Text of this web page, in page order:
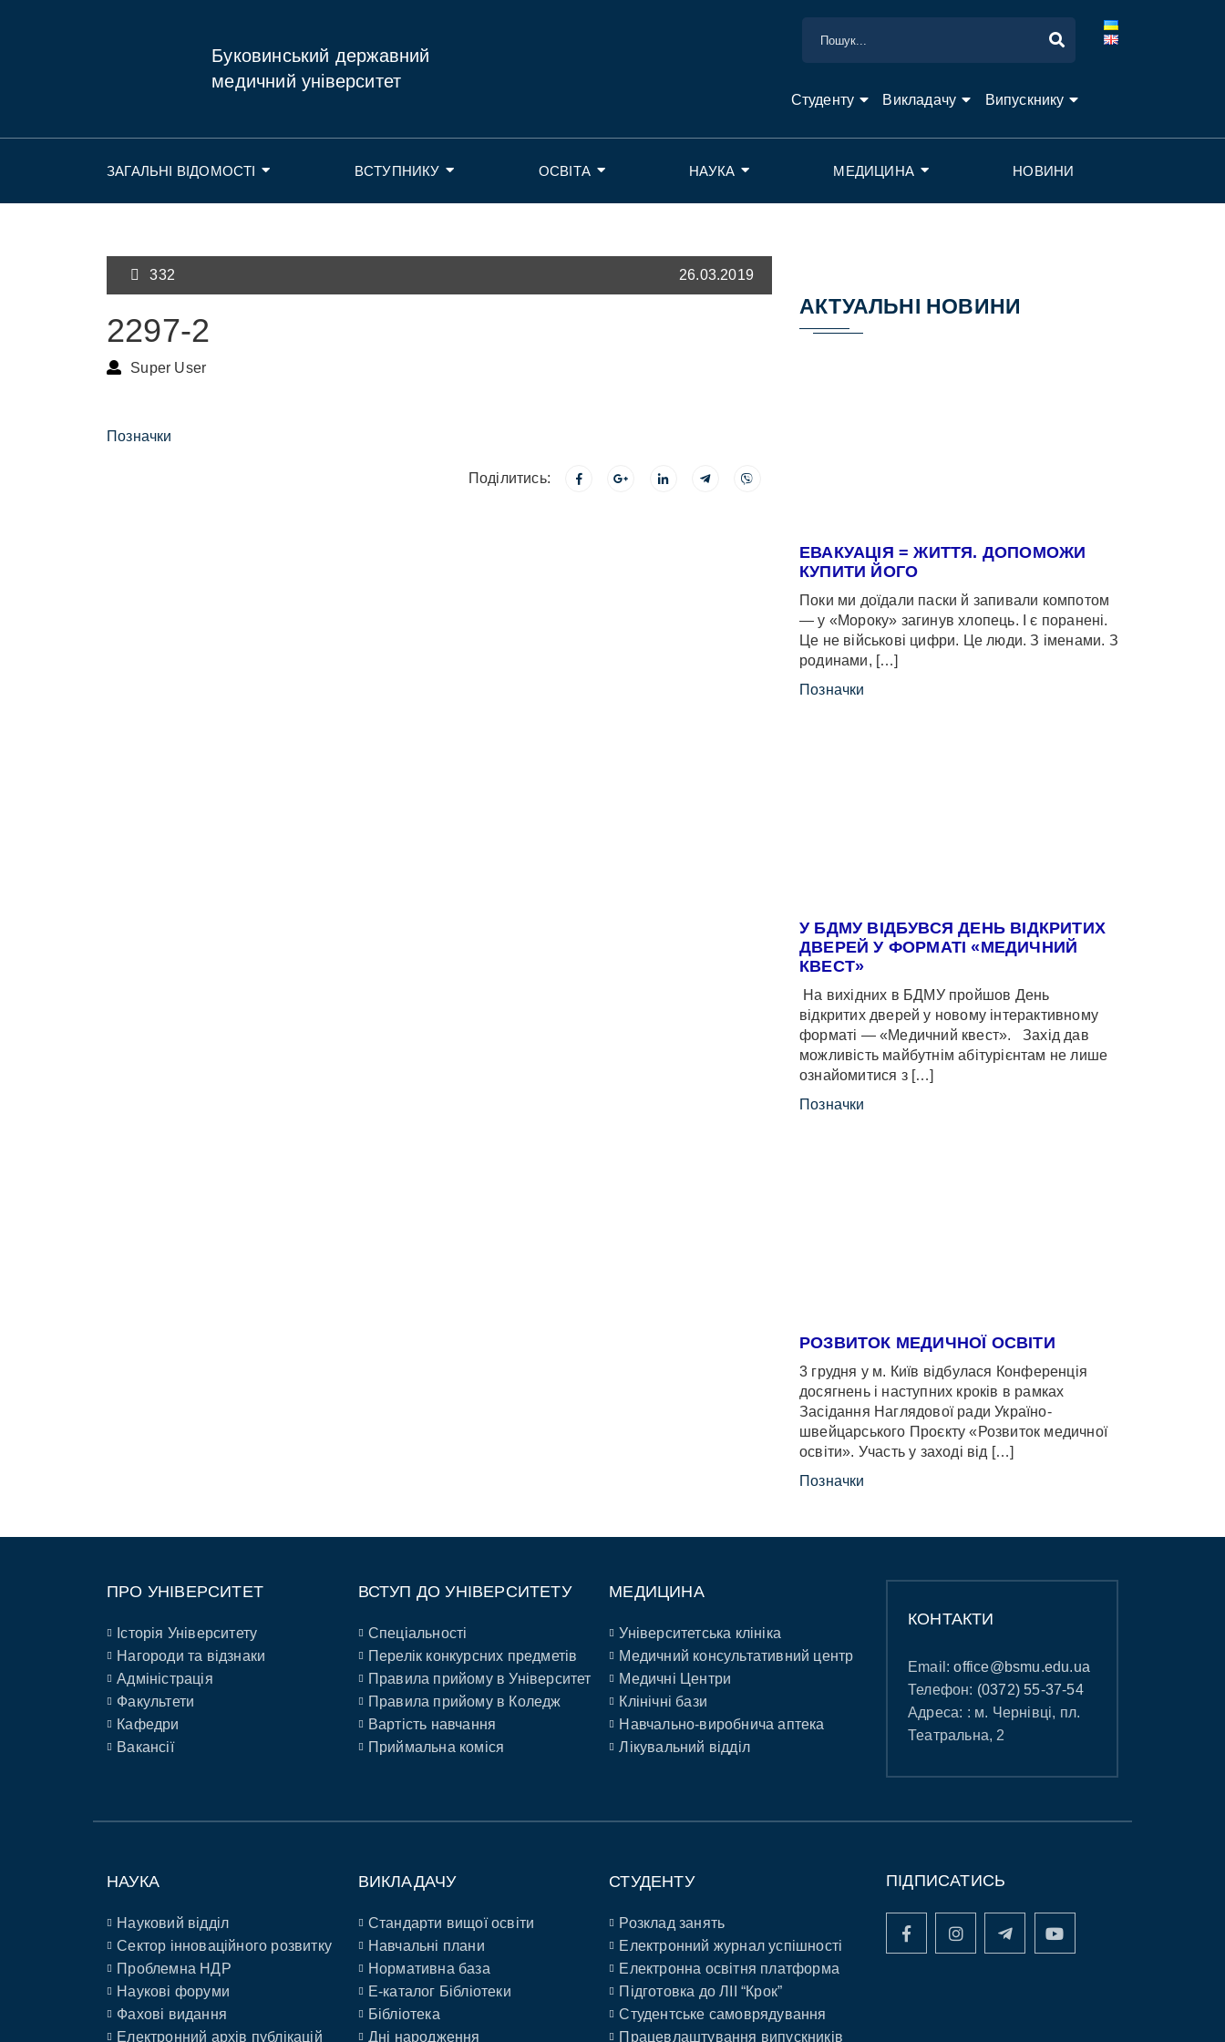
Буковинський державний
медичний університет
Студенту Викладачу Випускнику
ЗАГАЛЬНІ ВІДОМОСТІ ВСТУПНИКУ ОСВІТА НАУКА МЕДИЦИНА НОВИНИ
332 26.03.2019
2297-2
Super User
Позначки
Поділитись:
АКТУАЛЬНІ НОВИНИ
ЕВАКУАЦІЯ = ЖИТТЯ. ДОПОМОЖИ
КУПИТИ ЙОГО
Поки ми доїдали паски й запивали компотом
— у «Мороку» загинув хлопець. І є поранені.
Це не військові цифри. Це люди. З іменами. З
родинами, […]
Позначки
У БДМУ ВІДБУВСЯ ДЕНЬ ВІДКРИТИХ
ДВЕРЕЙ У ФОРМАТІ «МЕДИЧНИЙ
КВЕСТ»
На вихідних в БДМУ пройшов День
відкритих дверей у новому інтерактивному
форматі — «Медичний квест». Захід дав
можливість майбутнім абітурієнтам не лише
ознайомитися з […]
Позначки
РОЗВИТОК МЕДИЧНОЇ ОСВІТИ
3 грудня у м. Київ відбулася Конференція
досягнень і наступних кроків в рамках
Засідання Наглядової ради Україно-
швейцарського Проєкту «Розвиток медичної
освіти». Участь у заході від […]
Позначки
ПРО УНІВЕРСИТЕТ
Історія Університету
Нагороди та відзнаки
Адміністрація
Факультети
Кафедри
Вакансії
ВСТУП ДО УНІВЕРСИТЕТУ
Спеціальності
Перелік конкурсних предметів
Правила прийому в Університет
Правила прийому в Коледж
Вартість навчання
Приймальна коміся
МЕДИЦИНА
Університетська клініка
Медичний консультативний центр
Медичні Центри
Клінічні бази
Навчально-виробнича аптека
Лікувальний відділ
КОНТАКТИ
Email:office@bsmu.edu.ua
Телефон: (0372) 55-37-54
Адреса: : м. Чернівці, пл.
Театральна, 2
НАУКА
Науковий відділ
Сектор інноваційного розвитку
Проблемна НДР
Наукові форуми
Фахові видання
Електронний архів публікацій
ВИКЛАДАЧУ
Стандарти вищої освіти
Навчальні плани
Нормативна база
E-каталог Бібліотеки
Бібліотека
Дні народження
СТУДЕНТУ
Розклад занять
Електронний журнал успішності
Електронна освітня платформа
Підготовка до ЛІІ “Крок”
Студентське самоврядування
Працевлаштування випускників
ПІДПИСАТИСЬ